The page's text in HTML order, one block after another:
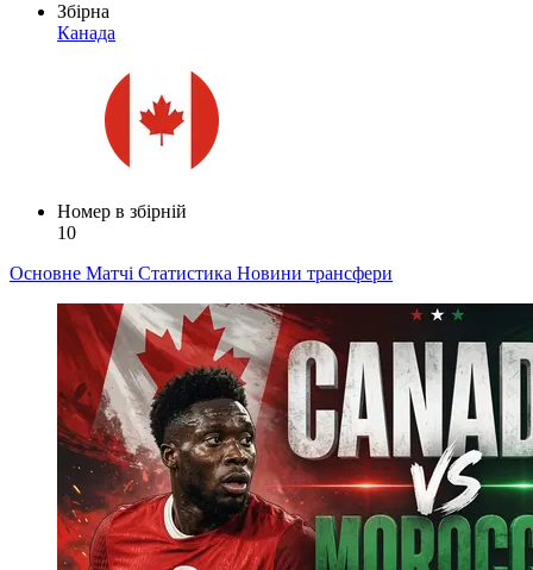
Збірна
Канада
Номер в збірній
10
Основне Матчі Статистика Новини трансфери